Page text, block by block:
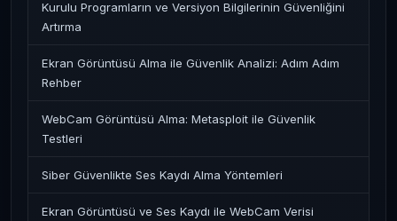
Kurulu Programların ve Versiyon Bilgilerinin Güvenliğini
Artırma
Ekran Görüntüsü Alma ile Güvenlik Analizi: Adım Adım
Rehber
WebCam Görüntüsü Alma: Metasploit ile Güvenlik
Testleri
Siber Güvenlikte Ses Kaydı Alma Yöntemleri
Ekran Görüntüsü ve Ses Kaydı ile WebCam Verisi